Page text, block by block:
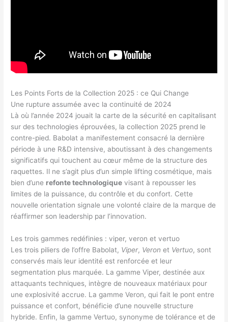
Les Points Forts de la Collection 2025 : ce Qui Change
Une rupture assumée avec la continuité de 2024
Là où l’année 2024 jouait la carte de la sécurité en capitalisant
sur des technologies éprouvées, la collection 2025 prend le
contre-pied. Babolat a manifestement consacré la dernière
période à une R&D intensive, aboutissant à des changements
significatifs qui touchent au cœur même de la structure des
raquettes. Il ne s’agit plus d’un simple lifting cosmétique, mais
bien d’une refonte technologique visant à repousser les
limites de la puissance, du contrôle et du confort. Cette
nouvelle orientation signale une volonté claire de la marque de
réaffirmer son leadership par l’innovation.
Les trois gammes redéfinies : viper, veron et vertuo
Les trois piliers de l’offre Babolat, Viper, Veron et Vertuo, sont
conservés mais leur identité est renforcée et leur
segmentation plus marquée. La gamme Viper, destinée aux
attaquants techniques, intègre de nouveaux matériaux pour
une explosivité accrue. La gamme Veron, qui fait le pont entre
puissance et confort, bénéficie d’une nouvelle structure
hybride. Enfin, la gamme Vertuo, synonyme de tolérance et de